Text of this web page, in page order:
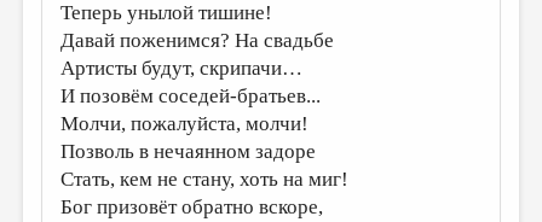
Теперь унылой тишине!
Давай поженимся? На свадьбе
Артисты будут, скрипачи…
И позовём соседей-братьев...
Молчи, пожалуйста, молчи!
Позволь в нечаянном задоре
Стать, кем не стану, хоть на миг!
Бог призовёт обратно вскоре,